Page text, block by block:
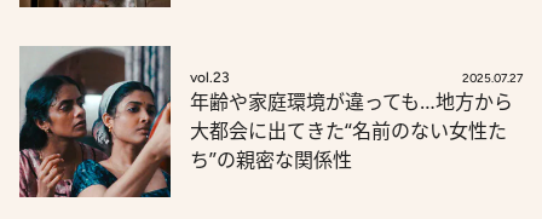
vol.23 2025.07.27
年齢や家庭環境が違っても…地方から
大都会に出てきた“名前のない女性た
ち”の親密な関係性